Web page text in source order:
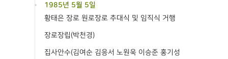
1985년 5월 5일
황태은 장로 원로장로 추대식 및 임직식 거행
장로장립(박천경)
집사안수(김여순 김응서 노원욱 이승준 홍기성